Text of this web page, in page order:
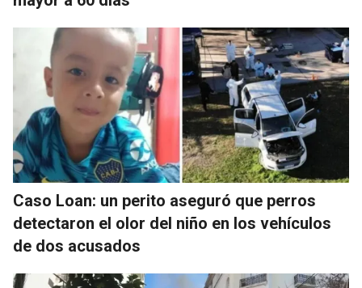
Caso Loan: un perito aseguró que perros
detectaron el olor del niño en los vehículos
de dos acusados